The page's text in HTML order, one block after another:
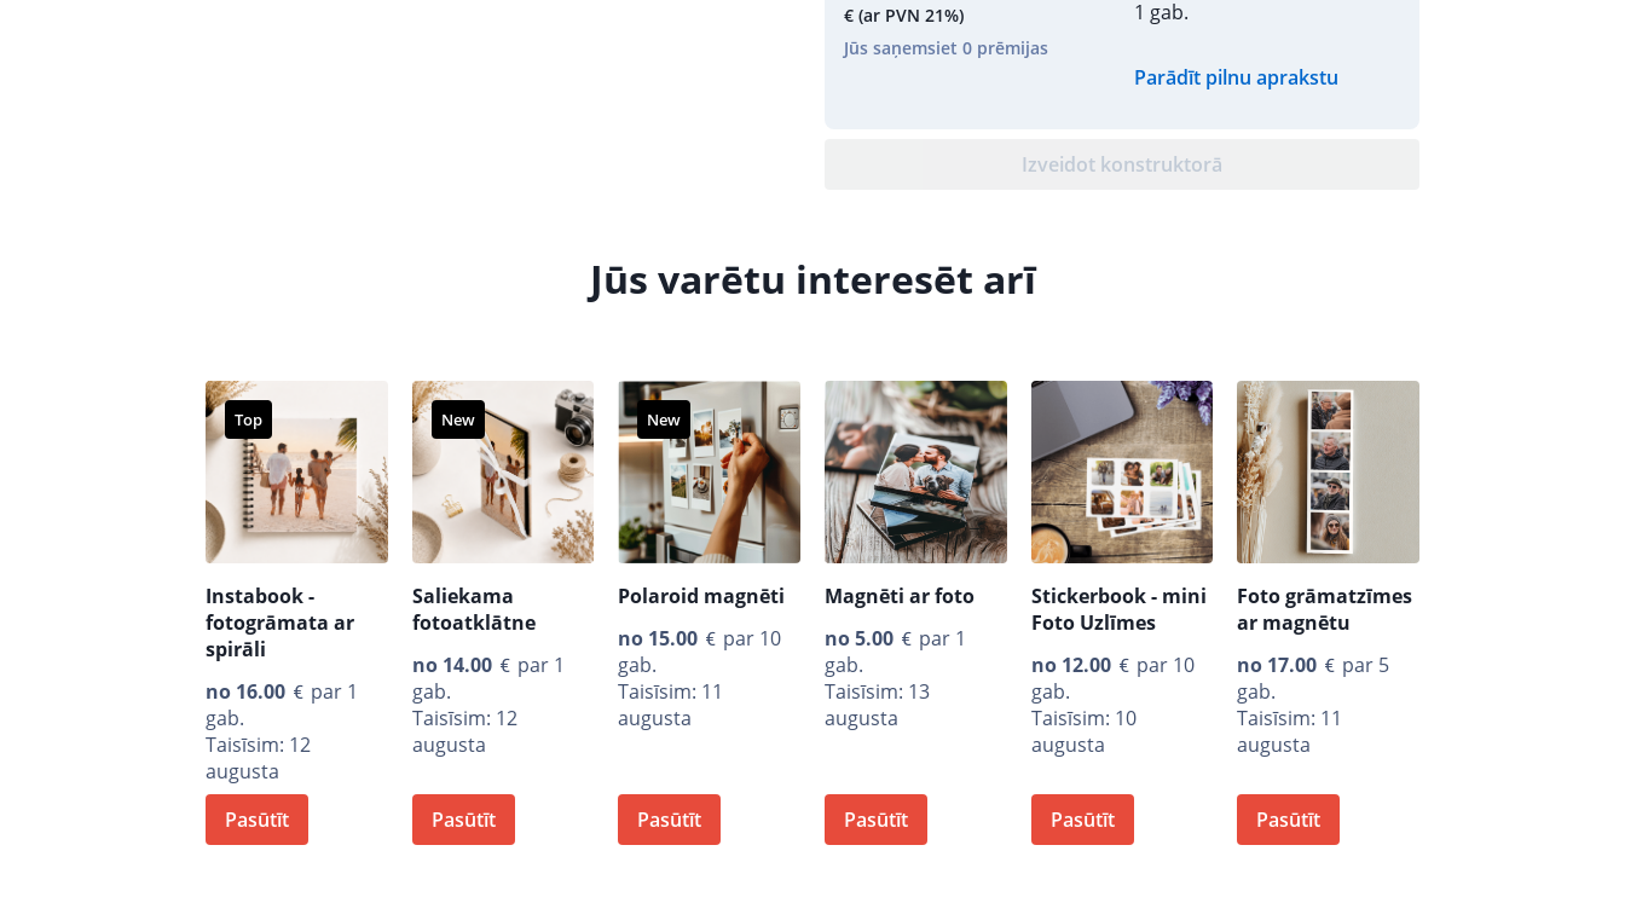
€ (ar PVN 21%)
Jūs saņemsiet 0 prēmijas
1 gab.
Parādīt pilnu aprakstu
Izveidot konstruktorā
Jūs varētu interesēt arī
Top
Instabook -
fotogrāmata ar
spirāli
no 16.00
par 1
gab.
Taisīsim: 12
augusta
Pasūtīt
New
Saliekama
fotoatklātne
no 14.00
par 1
gab.
Taisīsim: 12
augusta
Pasūtīt
New
Polaroid magnēti
no 15.00
par 10
gab.
Taisīsim: 11
augusta
Pasūtīt
Magnēti ar foto
no5.00
par 1
gab.
Taisīsim: 13
augusta
Pasūtīt
Stickerbook - mini
Foto Uzlīmes
no 12.00
par 10
gab.
Taisīsim: 10
augusta
Pasūtīt
Foto grāmatzīmes
ar magnētu
no 17.00
par 5
gab.
Taisīsim: 11
augusta
Pasūtīt